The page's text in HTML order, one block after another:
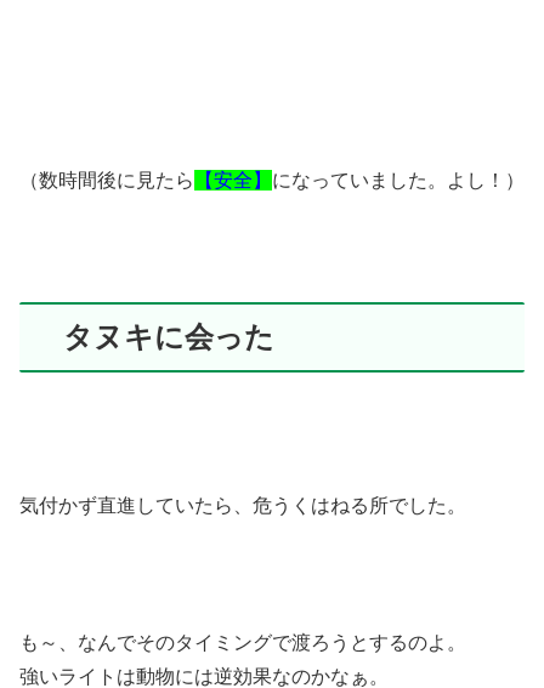
（数時間後に見たら 【安全】 になっていました。よし！）
タヌキに会った
気付かず直進していたら、危うくはねる所でした。
も～、なんでそのタイミングで渡ろうとするのよ。
強いライトは動物には逆効果なのかなぁ。